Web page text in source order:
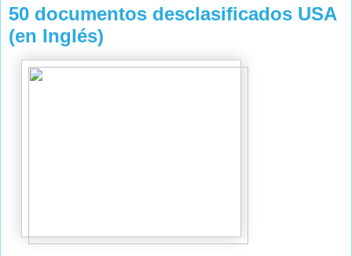
50 documentos desclasificados USA
(en Inglés)